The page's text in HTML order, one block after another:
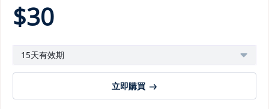
$30
15天有效期
立即購買